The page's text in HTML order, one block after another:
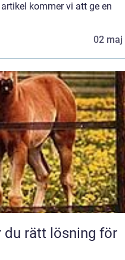
kommer vi att ge en
02 maj